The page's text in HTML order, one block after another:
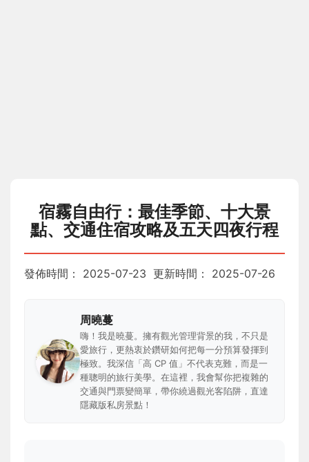
宿霧自由行：最佳季節、十大景
點、交通住宿攻略及五天四夜行程
發佈時間： 2025-07-23 更新時間： 2025-07-26
周曉蔓
嗨！我是曉蔓。擁有觀光管理背景的我，不只是
愛旅行，更熱衷於鑽研如何把每一分預算發揮到
極致。我深信「高 CP 值」不代表克難，而是一
種聰明的旅行美學。在這裡，我會幫你把複雜的
交通與門票變簡單，帶你繞過觀光客陷阱，直達
隱藏版私房景點！